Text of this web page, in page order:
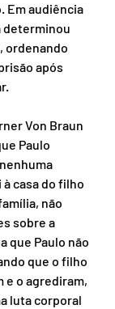
Em audiência
determinou
ordenando
após
Von Braun
Paulo
casa do filho
não
sobre a
que Paulo não
que o filho
e o agrediram,
luta corporal